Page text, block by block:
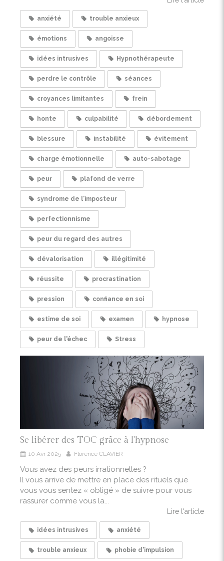
anxiété trouble anxieux
émotions angoisse
idées intrusives Hypnothérapeute
perdre le contrôle séances
croyances limitantes frein
honte culpabilité débordement
blessure instabilité évitement
charge émotionnelle auto-sabotage
peur plafond de verre
syndrome de l'imposteur
perfectionnisme
peur du regard des autres
dévalorisation illégitimité
réussite procrastination
pression confiance en soi
estime de soi examen hypnose
peur de l'échec Stress
Se libérer des TOC grâce à l'hypnose
10 Avr 2025 Florence CLAVIER
Vous avez des peurs irrationnelles ?
Il vous arrive de mettre en place des rituels que
vous vous sentez « obligé » de suivre pour vous
rassurer comme vous la...
Lire l'article
idées intrusives anxiété
trouble anxieux phobie d'impulsion